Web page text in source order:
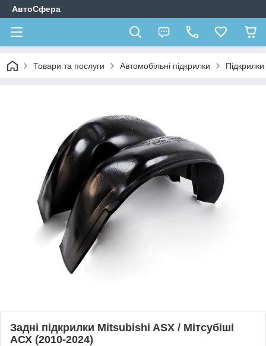
АвтоСфера
Товари та послуги Автомобільні підкрилки
Задні підкрилки Mitsubishi ASX / Мітсубіші
АСХ (2010-2024)